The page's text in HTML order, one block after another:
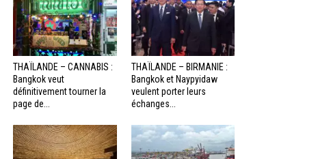
THAÏLANDE – CANNABIS :
Bangkok veut
définitivement tourner la
page de...
THAÏLANDE – BIRMANIE :
Bangkok et Naypyidaw
veulent porter leurs
échanges...